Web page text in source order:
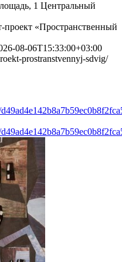
1 Центральный
проект «Пространственный
08-06T15:33:00+03:00
prostranstvennyj-sdvig/